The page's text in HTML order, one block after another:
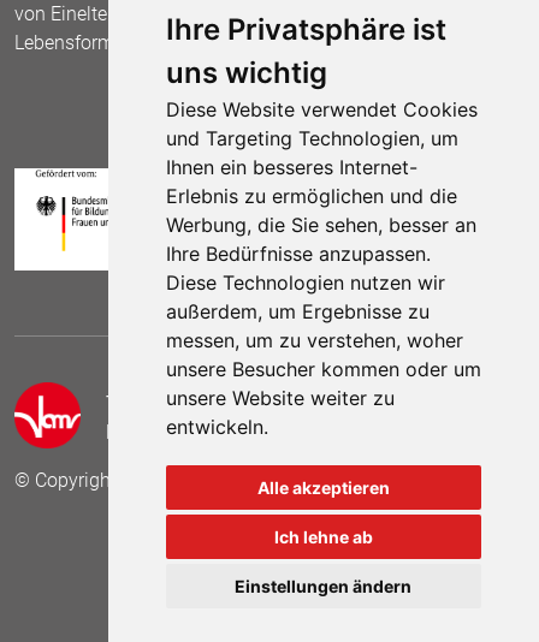
Ihre Privatsphäre ist
uns wichtig
Diese Website verwendet Cookies
und Targeting Technologien, um
Ihnen ein besseres Internet-
Erlebnis zu ermöglichen und die
Werbung, die Sie sehen, besser an
Ihre Bedürfnisse anzupassen.
Diese Technologien nutzen wir
außerdem, um Ergebnisse zu
messen, um zu verstehen, woher
unsere Besucher kommen oder um
unsere Website weiter zu
entwickeln.
Alle akzeptieren
Ich lehne ab
Einstellungen ändern
von Einelternfamilien als gleichberechtigte
Lebensform.
Telefon:(030) 69 59 78 6
E-Mail:
kontakt (at) vamv.de
© Copyright 2024 VAMV Bundesverband e.V.
Besuchen Sie uns